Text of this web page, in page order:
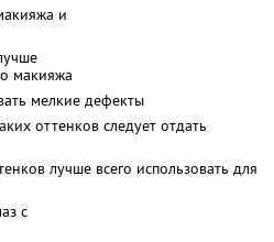
и
макияжа
мелкие дефекты
оттенков следует отдать
лучше всего использовать для
с